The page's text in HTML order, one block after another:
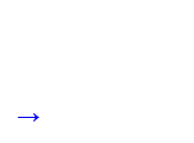
→